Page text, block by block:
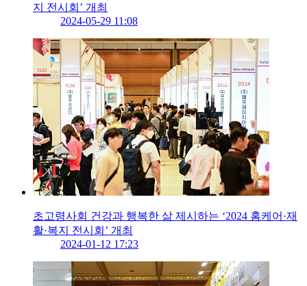
지 전시회’ 개최
2024-05-29 11:08
초고령사회 건강과 행복한 삶 제시하는 ‘2024 홈케어·재
활·복지 전시회’ 개최
2024-01-12 17:23